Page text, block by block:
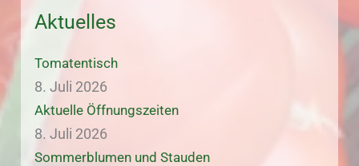
Aktuelles
Tomatentisch
8. Juli 2026
Aktuelle Öffnungszeiten
8. Juli 2026
Sommerblumen und Stauden